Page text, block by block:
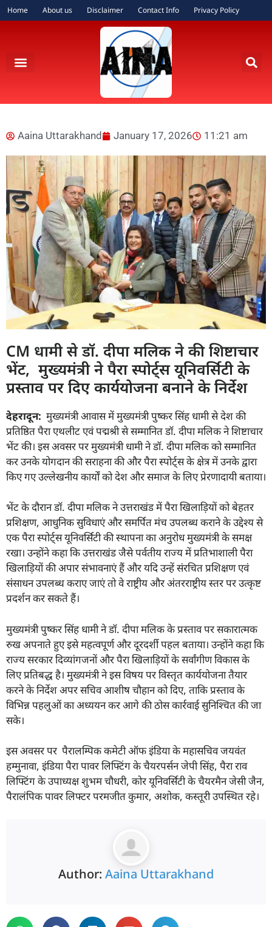
Home About us Disclaimer Contact Info Privacy Policy
Aaina Uttarakhand January 17, 2026 11:21 am
CM धामी से डॉ. दीपा मलिक ने की शिष्टाचार
भेंट, मुख्यमंत्री ने पैरा स्पोर्ट्स यूनिवर्सिटी के
प्रस्ताव पर दिए कार्ययोजना बनाने के निर्देश
देहरादून: मुख्यमंत्री आवास में मुख्यमंत्री पुष्कर सिंह धामी से देश की
प्रतिष्ठित पैरा एथलीट एवं पद्मश्री से सम्मानित डॉ. दीपा मलिक ने शिष्टाचार
भेंट की। इस अवसर पर मुख्यमंत्री धामी ने डॉ. दीपा मलिक को सम्मानित
कर उनके योगदान की सराहना की और पैरा स्पोर्ट्स के क्षेत्र में उनके द्वारा
किए गए उल्लेखनीय कार्यों को देश और समाज के लिए प्रेरणादायी बताया।
भेंट के दौरान डॉ. दीपा मलिक ने उत्तराखंड में पैरा खिलाड़ियों को बेहतर
प्रशिक्षण, आधुनिक सुविधाएं और समर्पित मंच उपलब्ध कराने के उद्देश्य से
एक पैरा स्पोर्ट्स यूनिवर्सिटी की स्थापना का अनुरोध मुख्यमंत्री के समक्ष
रखा। उन्होंने कहा कि उत्तराखंड जैसे पर्वतीय राज्य में प्रतिभाशाली पैरा
खिलाड़ियों की अपार संभावनाएं हैं और यदि उन्हें संरचित प्रशिक्षण एवं
संसाधन उपलब्ध कराए जाएं तो वे राष्ट्रीय और अंतरराष्ट्रीय स्तर पर उत्कृष्ट
प्रदर्शन कर सकते हैं।
मुख्यमंत्री पुष्कर सिंह धामी ने डॉ. दीपा मलिक के प्रस्ताव पर सकारात्मक
रुख अपनाते हुए इसे महत्वपूर्ण और दूरदर्शी पहल बताया। उन्होंने कहा कि
राज्य सरकार दिव्यांगजनों और पैरा खिलाड़ियों के सर्वांगीण विकास के
लिए प्रतिबद्ध है। मुख्यमंत्री ने इस विषय पर विस्तृत कार्ययोजना तैयार
करने के निर्देश अपर सचिव आशीष चौहान को दिए, ताकि प्रस्ताव के
विभिन्न पहलुओं का अध्ययन कर आगे की ठोस कार्रवाई सुनिश्चित की जा
सके।
इस अवसर पर पैरालम्पिक कमेटी ऑफ इंडिया के महासचिव जयवंत
हम्मुनावा, इंडिया पैरा पावर लिफ्टिंग के चैयरपर्सन जेपी सिंह, पैरा राव
लिफ्टिंग के उपाध्यक्ष शुभम चौधरी, कोर यूनिवर्सिटी के चैयरमैन जेसी जैन,
पैरालंपिक पावर लिफ्टर परमजीत कुमार, अशोक, कस्तूरी उपस्थित रहे।
Author: Aaina Uttarakhand